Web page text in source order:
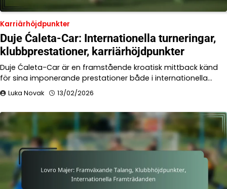
Karriärhöjdpunkter
Duje Ćaleta-Car: Internationella turneringar,
klubbprestationer, karriärhöjdpunkter
Duje Ćaleta-Car är en framstående kroatisk mittback känd
för sina imponerande prestationer både i internationella…
Luka Novak 13/02/2026